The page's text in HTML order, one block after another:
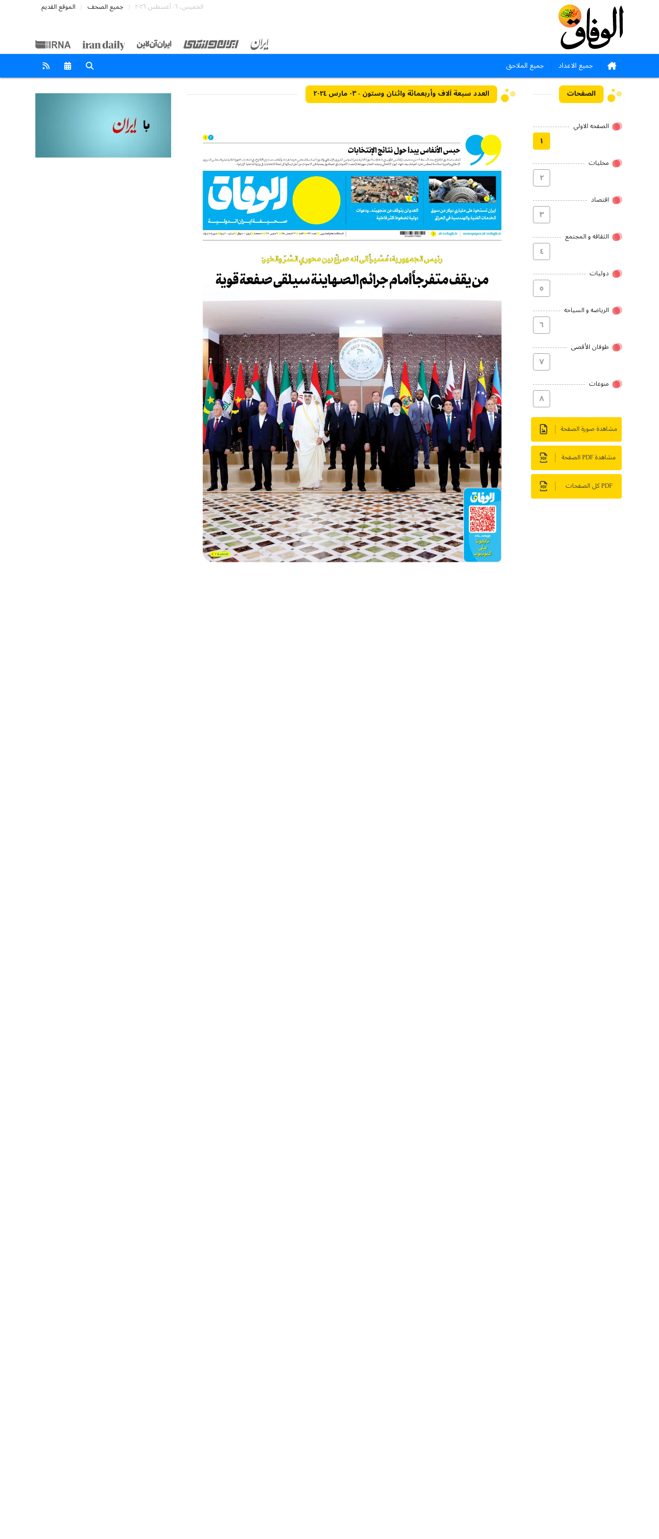
الخميس، ٠٦ أغسطس ٢٠٢٦ جميع الصحف الموقع القديم
جميع الاعداد جميع الملاحق
الصفحات
الصفحه الاولي
۱
محلیات
۲
اقتصاد
۳
الثقاقه و المجتمع
٤
دولیات
٥
الریاضه و السیاحه
٦
طوفان الأقصى
۷
منوعات
۸
مشاهدة صورة الصفحة
مشاهدة PDF الصفحة
PDF كل الصفحات
العدد سبعة آلاف وأربعمائة واثنان وستون - ٠٣ مارس ٢٠٢٤